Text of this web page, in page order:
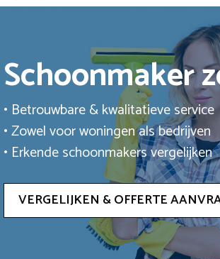
Schoonmaker
• Betrouwbare & kwalitatieve service
• Zowel voor woningen als bedrijven
• Erkende schoonmakers vergelijken
VERGELIJKEN & OFFERTE